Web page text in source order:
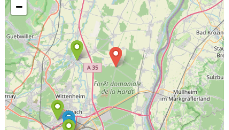
−